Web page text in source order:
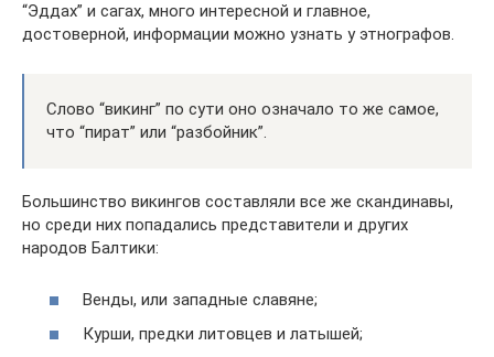
“Эддах” и сагах, много интересной и главное,
достоверной, информации можно узнать у этнографов.
Слово “викинг” по сути оно означало то же самое,
что “пират” или “разбойник”.
Большинство викингов составляли все же скандинавы,
но среди них попадались представители и других
народов Балтики:
Венды, или западные славяне;
Курши, предки литовцев и латышей;